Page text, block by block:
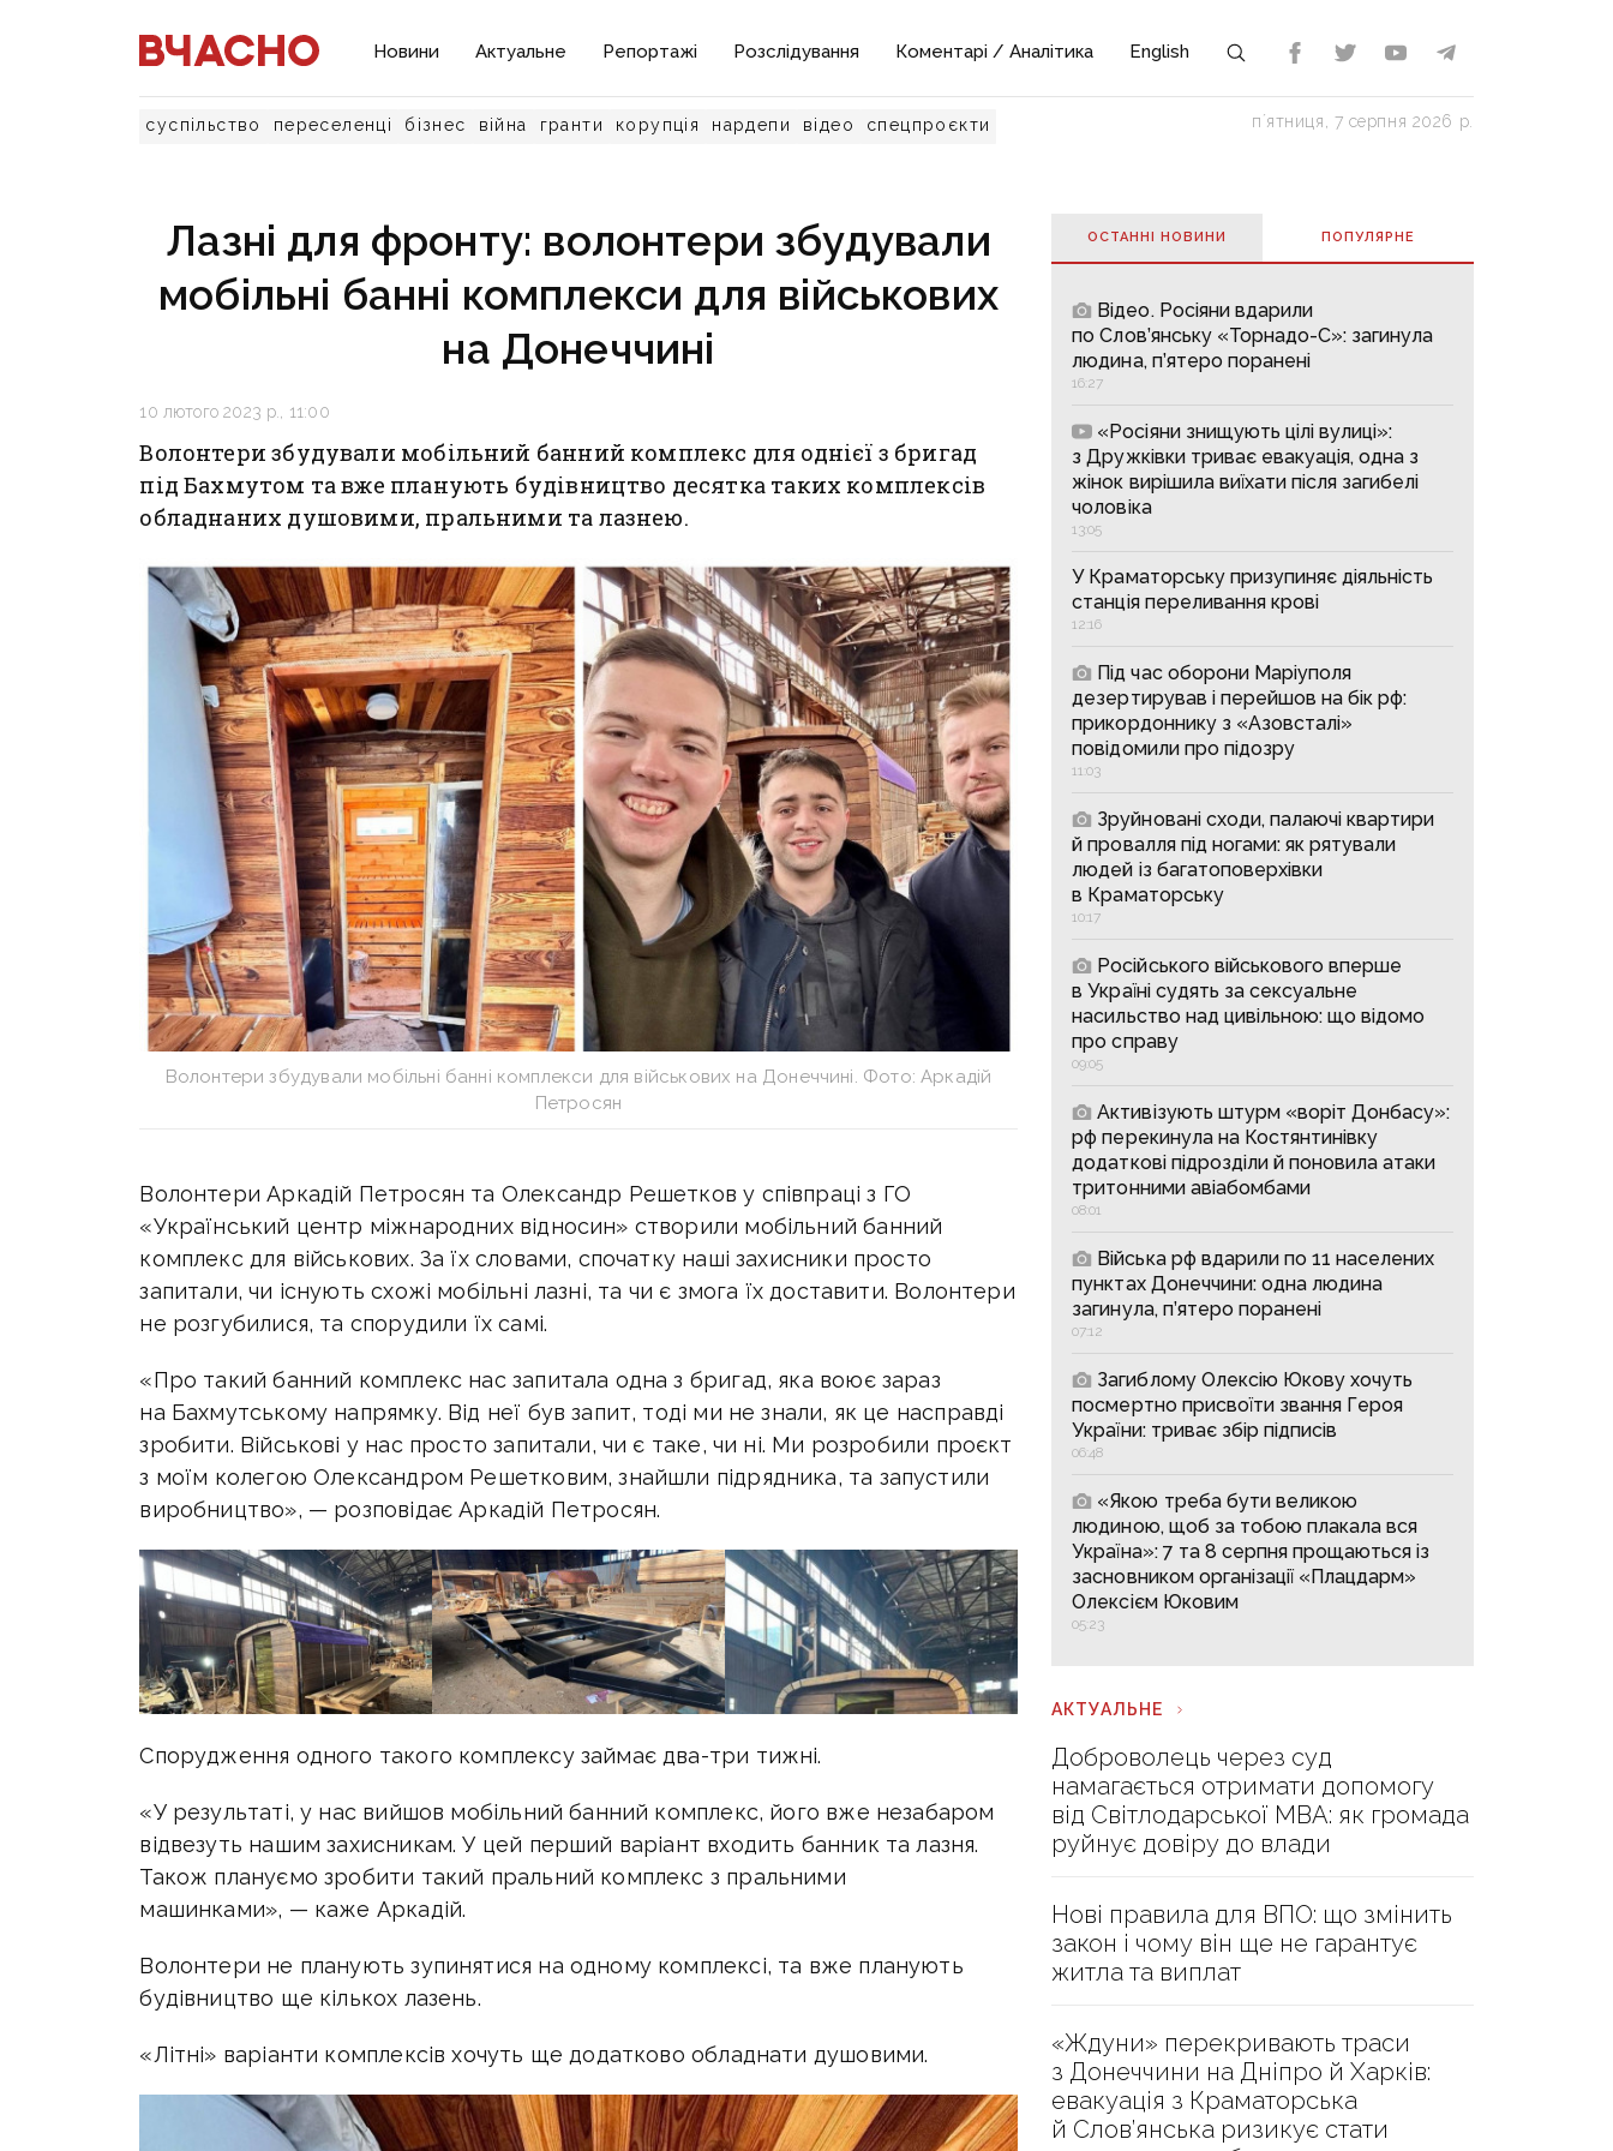
Новини Актуальне Репортажі Розслідування Коментарі / Аналітика English
суспільство переселенці бізнес війна гранти корупція нардепи відео спецпроєкти пʼятниця, 7 серпня 2026 р.
Лазні для фронту: волонтери збудували
мобільні банні комплекси для військових
на Донеччині
10 лютого 2023 р., 11:00
Волонтери збудували мобільний банний комплекс для однієї з бригад
під Бахмутом та вже планують будівництво десятка таких комплексів
обладнаних душовими, пральними та лазнею.
Волонтери збудували мобільні банні комплекси для військових на Донеччині. Фото: Аркадій
Петросян
Волонтери Аркадій Петросян та Олександр Решетков у співпраці з ГО
«Український центр міжнародних відносин» створили мобільний банний
комплекс для військових. За їх словами, спочатку наші захисники просто
запитали, чи існують схожі мобільні лазні, та чи є змога їх доставити. Волонтери
не розгубилися, та спорудили їх самі.
«Про такий банний комплекс нас запитала одна з бригад, яка воює зараз
на Бахмутському напрямку. Від неї був запит, тоді ми не знали, як це насправді
зробити. Військові у нас просто запитали, чи є таке, чи ні. Ми розробили проєкт
з моїм колегою Олександром Решетковим, знайшли підрядника, та запустили
виробництво», — розповідає Аркадій Петросян.
Спорудження одного такого комплексу займає два-три тижні.
«У результаті, у нас вийшов мобільний банний комплекс, його вже незабаром
відвезуть нашим захисникам. У цей перший варіант входить банник та лазня.
Також плануємо зробити такий пральний комплекс з пральними
машинками», — каже Аркадій.
Волонтери не планують зупинятися на одному комплексі, та вже планують
будівництво ще кількох лазень.
«Літні» варіанти комплексів хочуть ще додатково обладнати душовими.
ОСТАННІ НОВИНИ ПОПУЛЯРНE
Відео. Росіяни вдарили
по Слов’янську «Торнадо-С»: загинула
людина, п’ятеро поранені
16:27
«Росіяни знищують цілі вулиці»:
з Дружківки триває евакуація, одна з
жінок вирішила виїхати після загибелі
чоловіка
13:05
У Краматорську призупиняє діяльність
станція переливання крові
12:16
Під час оборони Маріуполя
дезертирував і перейшов на бік рф:
прикордоннику з «Азовсталі»
повідомили про підозру
11:03
Зруйновані сходи, палаючі квартири
й провалля під ногами: як рятували
людей із багатоповерхівки
в Краматорську
10:17
Російського військового вперше
в Україні судять за сексуальне
насильство над цивільною: що відомо
про справу
09:05
Активізують штурм «воріт Донбасу»:
рф перекинула на Костянтинівку
додаткові підрозділи й поновила атаки
тритонними авіабомбами
08:01
Війська рф вдарили по 11 населених
пунктах Донеччини: одна людина
загинула, п’ятеро поранені
07:12
Загиблому Олексію Юкову хочуть
посмертно присвоїти звання Героя
України: триває збір підписів
06:48
«Якою треба бути великою
людиною, щоб за тобою плакала вся
Україна»: 7 та 8 серпня прощаються із
засновником організації «Плацдарм»
Олексієм Юковим
05:23
АКТУАЛЬНЕ
Доброволець через суд
намагається отримати допомогу
від Світлодарської МВА: як громада
руйнує довіру до влади
Нові правила для ВПО: що змінить
закон і чому він ще не гарантує
житла та виплат
«Ждуни» перекривають траси
з Донеччини на Дніпро й Харків:
евакуація з Краматорська
й Слов’янська ризикує стати